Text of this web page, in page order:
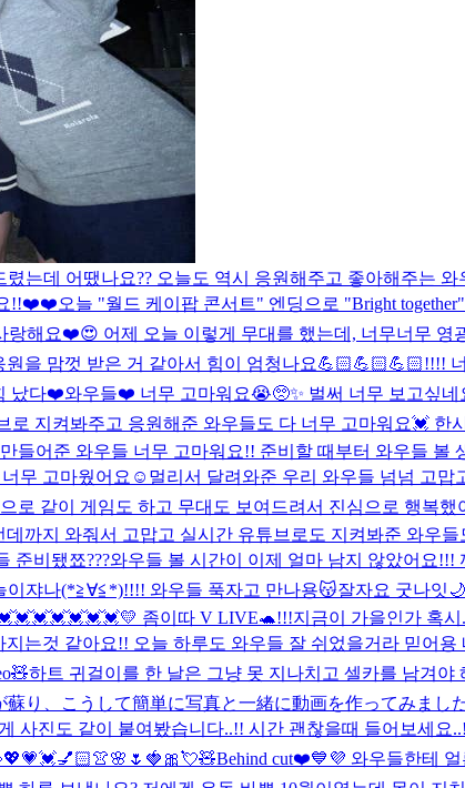
는데 어땠나요?? 오늘도 역시 응원해주고 좋아해주는
요!!❤️❤️오늘 "월드 케이팝 콘서트" 엔딩으로 "Bright
랑해요❤️😍 어제 오늘 이렇게 무대를 했는데, 너무너무
을 맘껏 받은 거 같아서 힘이 엄청나요💪🏻💪🏻💪🏻!!!!
났다❤️와우들❤️ 너무 고마워요😭🥺✨ 벌써 너무 보고싶
로 지켜봐주고 응원해준 와우들도 다 너무 고마워요💓
들어준 와우들 너무 고마워요!! 준비할 때부터 와우들 볼
무 고마웠어요☺️멀리서 달려와준 우리 와우들 넘넘 고맙
로 같이 게임도 하고 무대도 보여드려서 진심으로 행복
까지 와줘서 고맙고 실시간 유튜브로도 지켜봐준 와우
준비됐쬬???와우들 볼 시간이 이제 얼마 남지 않았어요!!!
쟈나(*≧∀≦*)!!!! 와우들 푹자고 만나용😽잘자요 굿나잇
💛 좀이따 V LIVE🐢!!!지금이 가을인가 혹
는것 같아요!! 오늘 하루도 와우들 잘 쉬었을거라 믿어
하트 귀걸이를 한 날은 그냥 못 지나치고 셀카를 남겨야
り、こうして簡単に写真と一緒に動画を作ってみまし
사진도 같이 붙여봤습니다..!! 시간 괜찮을때 들어보세요
💖💗💓💅🏻👚🌸🌷🍓🎀💘🧸Behind cut❤️💙💜 와우들한테